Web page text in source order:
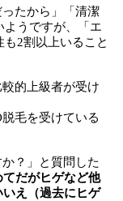
たから」「清潔
ようですが、「エ
2割以上いること
的上級者が受け
毛を受けている
？」と質問した
てだがヒゲなど他
いえ（過去にヒゲ